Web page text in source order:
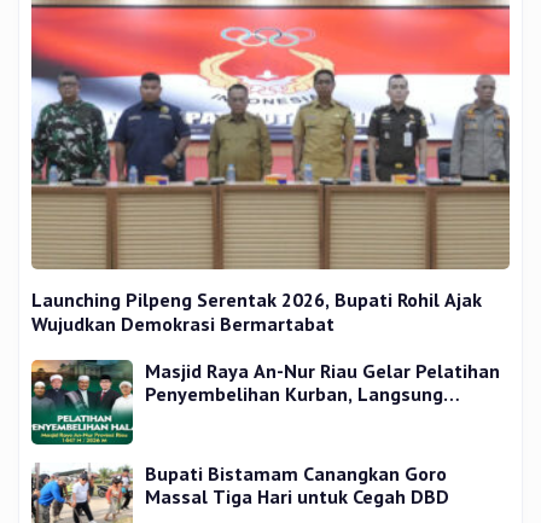
Launching Pilpeng Serentak 2026, Bupati Rohil Ajak
Wujudkan Demokrasi Bermartabat
Masjid Raya An-Nur Riau Gelar Pelatihan
Penyembelihan Kurban, Langsung
Bupati Bistamam Canangkan Goro
Massal Tiga Hari untuk Cegah DBD